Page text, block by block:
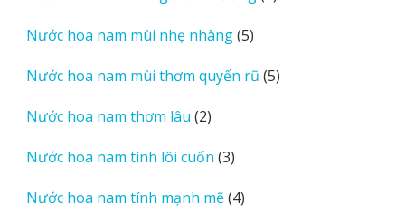
Nước hoa nam mùi nhẹ nhàng 55
phẩm
Nước hoa nam mùi thơm quyến rũ 55
Nước hoa nam thơm lâu 22
phẩm
Nước hoa nam tính lôi cuốn 33
phẩm
Nước hoa nam tính mạnh mẽ 44